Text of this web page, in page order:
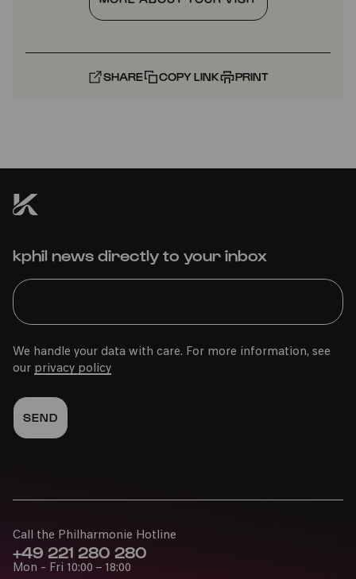
SHARE COPY LINK PRINT
kphil news directly to your inbox
We handle your data with care. For more information, see
our privacy policy
Call the Philharmonie Hotline
+49 221 280 280
Mon - Fri 10:00 – 18:00